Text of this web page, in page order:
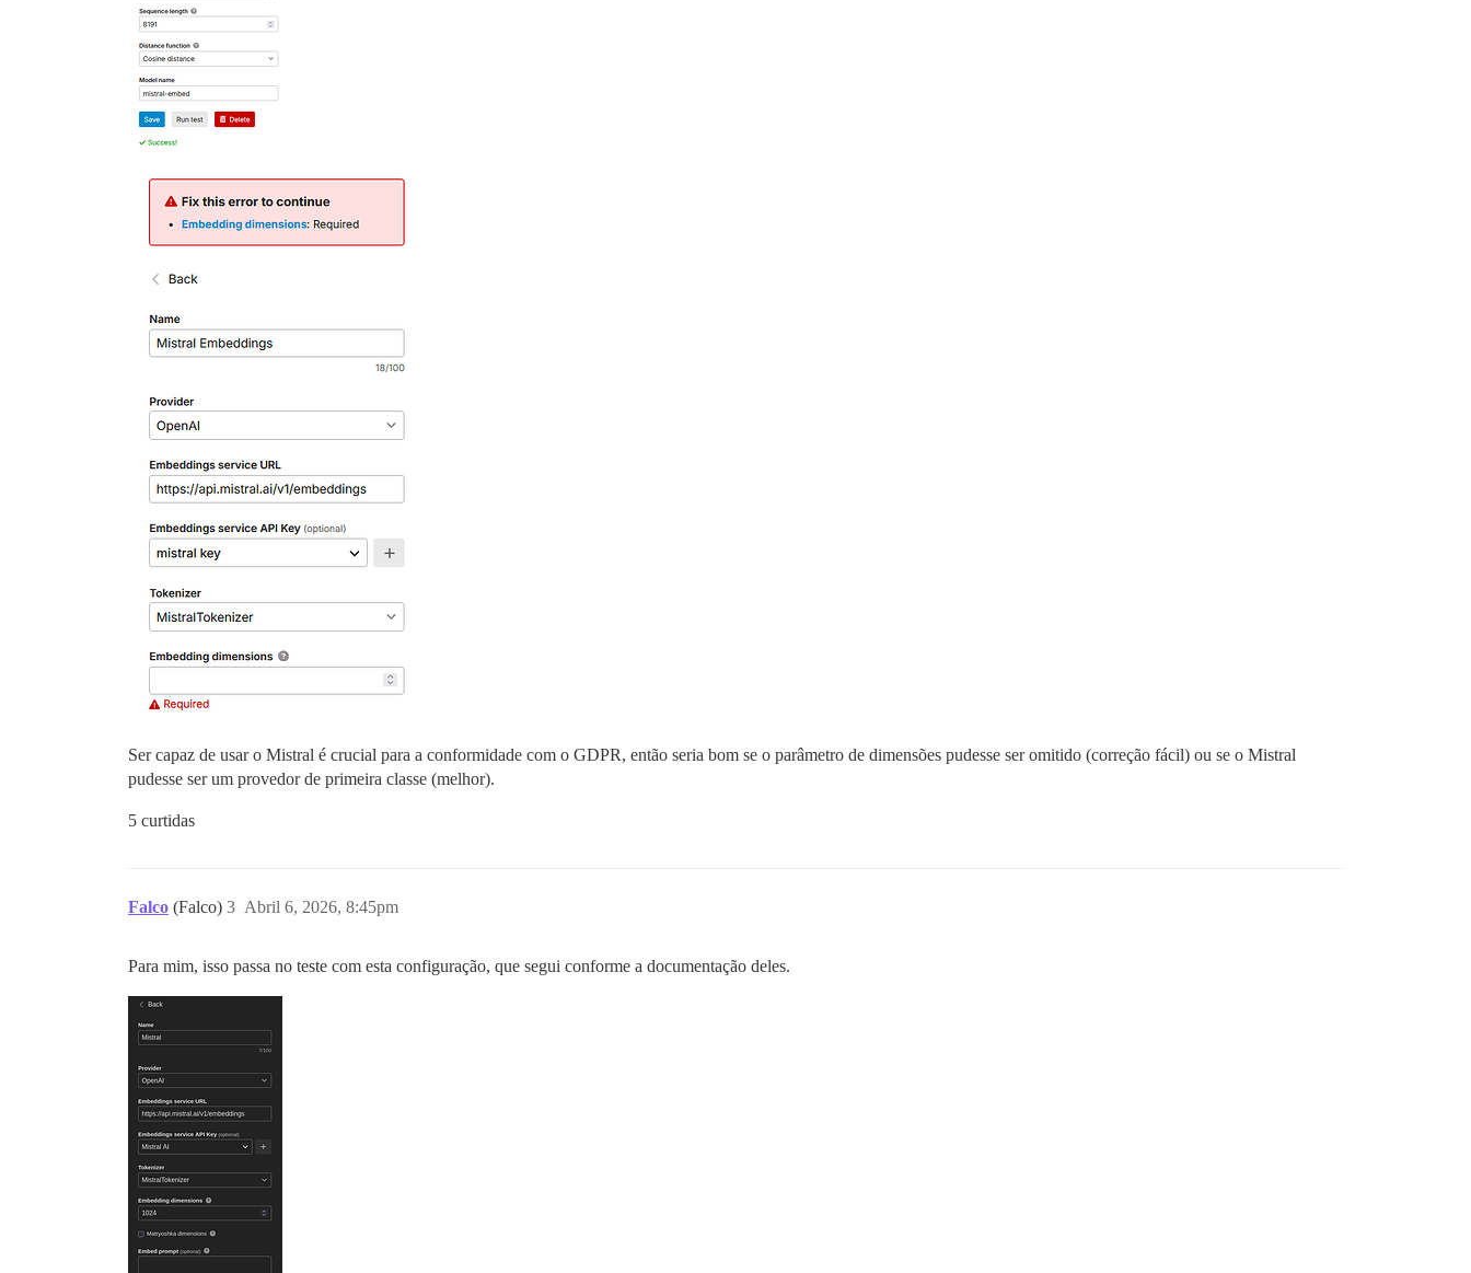
Ser capaz de usar o Mistral é crucial para a conformidade com o GDPR, então seria bom se o parâmetro de dimensões pudesse ser omitido (correção fácil) ou se o Mistral
pudesse ser um provedor de primeira classe (melhor).
5 curtidas
Falco (Falco) Abril 6, 2026, 8:45pm
3
Para mim, isso passa no teste com esta configuração, que segui conforme a documentação deles.